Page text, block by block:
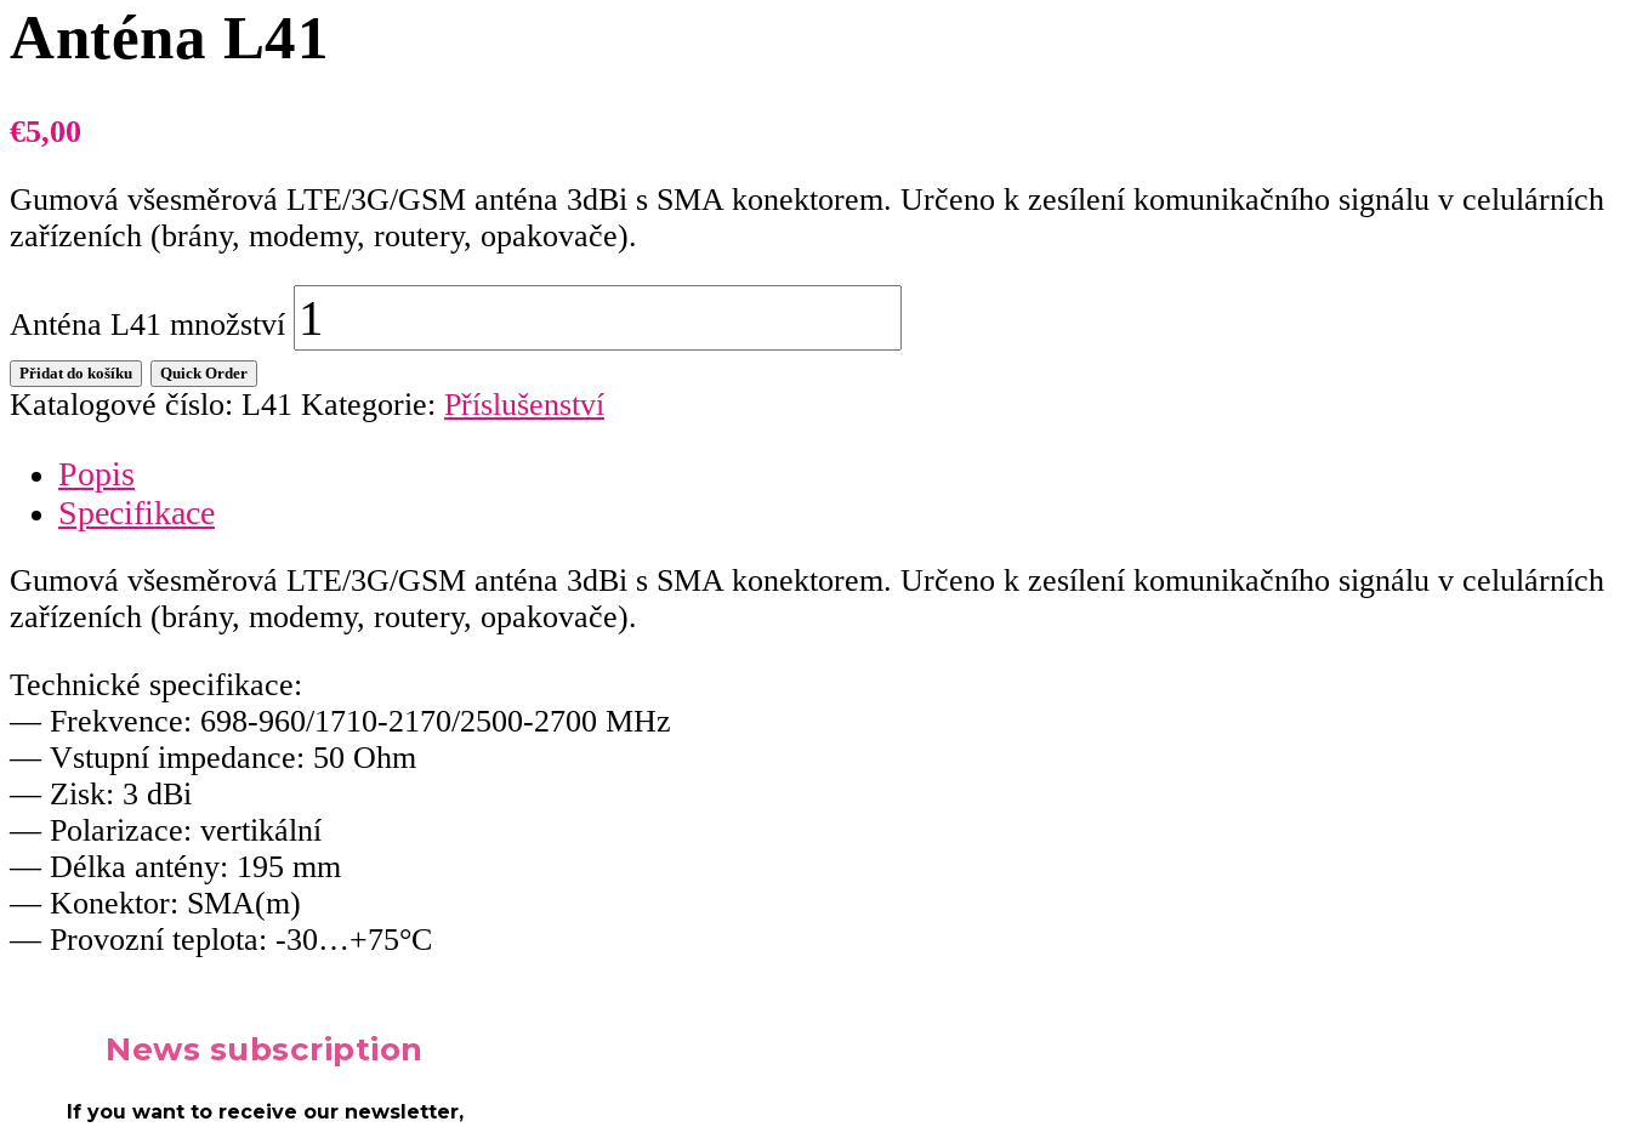
Anténa L41
€5,00
Gumová všesměrová LTE/3G/GSM anténa 3dBi s SMA konektorem. Určeno k zesílení komunikačního signálu v celulárních
zařízeních (brány, modemy, routery, opakovače).
Anténa L41 množství
Přidat do košíku Quick Order
Katalogové číslo: L41 Kategorie: Příslušenství
Popis
Specifikace
Gumová všesměrová LTE/3G/GSM anténa 3dBi s SMA konektorem. Určeno k zesílení komunikačního signálu v celulárních
zařízeních (brány, modemy, routery, opakovače).
Technické specifikace:
— Frekvence: 698-960/1710-2170/2500-2700 MHz
— Vstupní impedance: 50 Ohm
— Zisk: 3 dBi
— Polarizace: vertikální
— Délka antény: 195 mm
— Konektor: SMA(m)
— Provozní teplota: -30…+75°С
News subscription
If you want to receive our newsletter,